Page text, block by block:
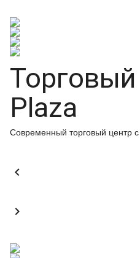
Торговый
Plaza
Современный торговый центр с

